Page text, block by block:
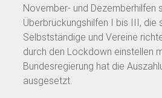
November- und Dezemberhilfen
Überbrückungshilfen I bis III, die
Selbstständige und Vereine
durch den Lockdown einstellen
Bundesregierung hat die
ausgesetzt.